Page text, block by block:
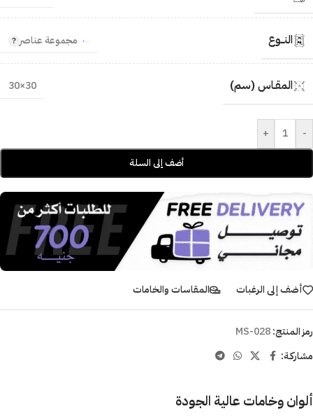
النــوع مجموعة عناصر
المقـاس (سم) 30×30
-
+
أضف إلى السلة
أضف إلى الرغبات المقاسات والخامات
رمز المنتج:MS-028
مشاركـة:
ألوان وخامات عالية الجودة